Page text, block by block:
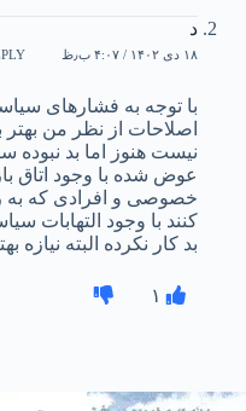
د
۱۸ دی ۱۴۰۲ / ۴:۰۷ ب٫ظ
با توجه به فشارهای
اصلاحات از نظر من بهتر
نیست هنوز اما بد نبوده
عوض شده با وجود اتاق
خصوصی و افرادی که به
کنند با وجود التهابات
بد کار نکرده البته نیازه
۱